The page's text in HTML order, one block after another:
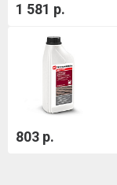
1 581 р.
803 р.